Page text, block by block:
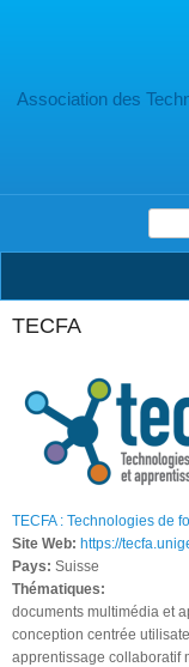
Association des
TECFA
TECFA : Technologies de
Site Web: https://
Pays: Suisse
Thématiques:
documents multimédia et
conception centrée
apprentissage collaboratif